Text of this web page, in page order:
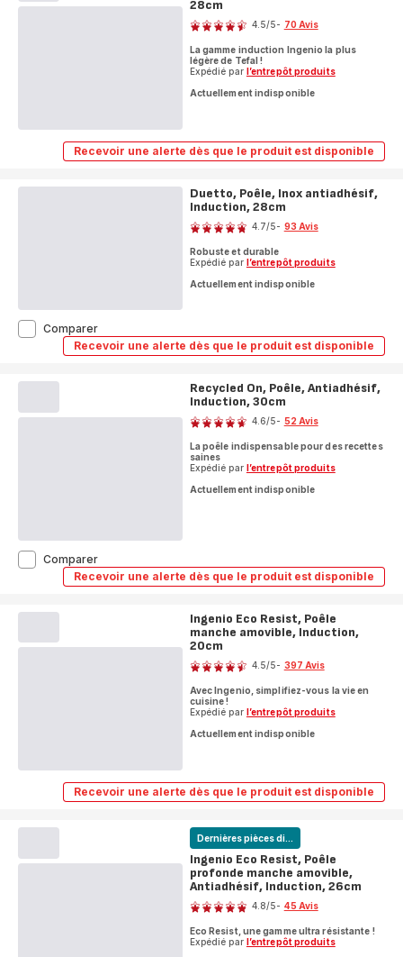
24/28cm
Recevoir une alerte dès que le produit est disponible
Ingenio
manche
amovible,
Antiadhésif,
Induction,
28cm
Note
4.5/5- 70 Avis
La gamme induction Ingenio la plus
légère de Tefal !
Expédié par l’entrepôt produits
Actuellement indisponible
Recevoir une alerte dès que le produit est disponible
Duetto,
antiadhésif,
Induction,
28cm
Duetto, Poêle, Inox antiadhésif,
Induction, 28cm
Note
4.7/5- 93 Avis
Robuste et durable
Expédié par l’entrepôt produits
Actuellement indisponible
ComparerDuetto,
Poêle,
Inox
Recevoir une alerte dès que le produit est disponible
Recycled
Antiadhésif,
Induction,
Recycled On, Poêle, Antiadhésif,
Induction, 30cm
Note
4.6/5- 52 Avis
La poêle indispensable pour des recettes
saines
Expédié par l’entrepôt produits
Actuellement indisponible
ComparerRecycled
On,
Poêle,
Recevoir une alerte dès que le produit est disponible
Ingenio
Poêle
manche
amovible,
Induction,
20cm
Ingenio Eco Resist, Poêle
manche amovible, Induction,
20cm
Note
4.5/5- 397 Avis
Avec Ingenio, simplifiez-vous la vie en
cuisine !
Expédié par l’entrepôt produits
Actuellement indisponible
Dernières pièces di...
Ingenio Eco Resist, Poêle
profonde manche amovible,
Antiadhésif, Induction, 26cm
Note
4.8/5- 45 Avis
Eco Resist, une gamme ultra résistante !
Expédié par l’entrepôt produits